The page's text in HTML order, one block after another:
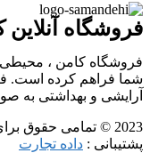
فروشگاه آنلاین
فروشگاه کامن ، محیطی
شما فراهم کرده است.
آرایشی و بهداشتی به
2023 © تمامی
پشتیبانی : داده تجارت